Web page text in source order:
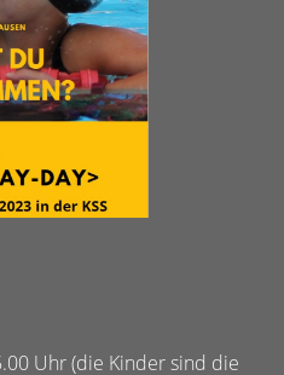
Uhr (die Kinder sind die